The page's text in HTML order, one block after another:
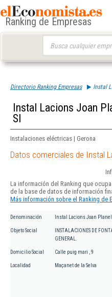
Ranking de Empresas
Directorio Ranking Empresas Instal
Instal Lacions Joan
Sl
Instalaciones eléctricas | Gerona
Datos comerciales de Instal
La información del Ranking que
de la base de datos de información
Más información sobre el Ranking de
Denominación Instal Lacions Joan
Objeto Social
INSTALACIONES DE
GENERAL.
Domicilio Social Calle puig mari , 9
Localidad Maçanet de la Selva